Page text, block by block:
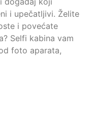
i upečatljivi. Želite
i povećate
Selfi kabina vam
foto aparata,